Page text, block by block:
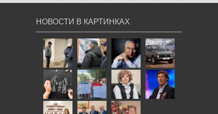
НОВОСТИ В КАРТИНКАХ